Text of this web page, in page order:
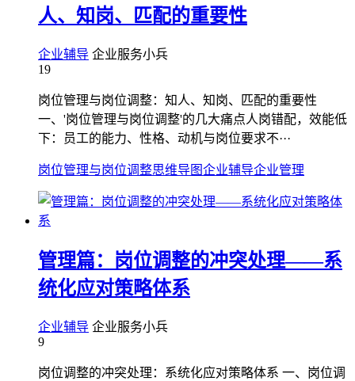
人、知岗、匹配的重要性
企业辅导 企业服务小兵
19
岗位管理与岗位调整：知人、知岗、匹配的重要性
一、'岗位管理与岗位调整'的几大痛点人岗错配，效能低
下：员工的能力、性格、动机与岗位要求不···
岗位管理与岗位调整思维导图企业辅导企业管理
管理篇：岗位调整的冲突处理——系
统化应对策略体系
企业辅导 企业服务小兵
9
岗位调整的冲突处理：系统化应对策略体系 一、岗位调